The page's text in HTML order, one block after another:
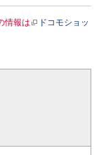
情報は
ドコモショッ